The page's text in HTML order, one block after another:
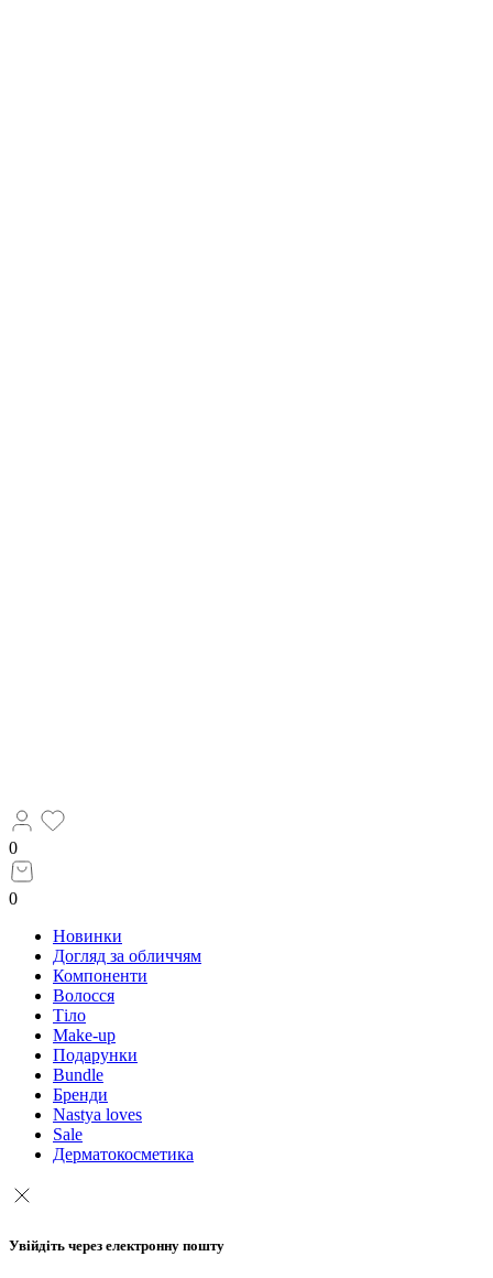
0
0
Новинки
Догляд за обличчям
Компоненти
Волосся
Тіло
Make-up
Подарунки
Bundle
Бренди
Nastya loves
Sale
Дерматокосметика
Увійдіть через електронну пошту